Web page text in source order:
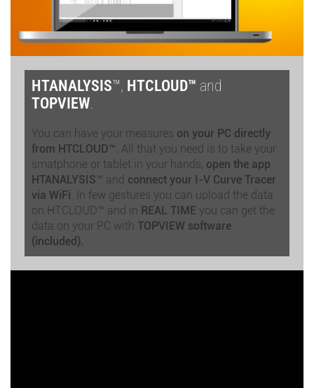
HTANALYSIS™, HTCLOUD™ and
TOPVIEW.
You can have your measures on your PC directly
from HTCLOUD™ . All that you need is to take your
smatphone or tablet in your hands, open the app
HTANALYSIS™ and connect your I-V Curve Tracer
via WiFi . In few gestures you can upload the data
on HTCLOUD™ and in REAL TIME you can get the
data on your PC with TOPVIEW software
(included).